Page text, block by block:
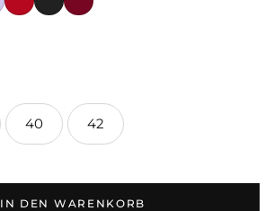
40 42
IN DEN WARENKORB